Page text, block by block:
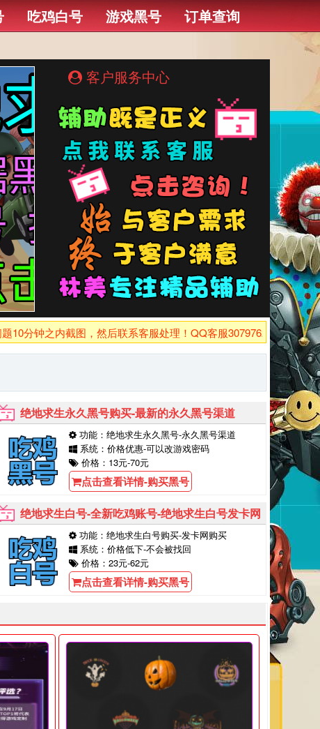
吃鸡白号 游戏黑号 订单查询
客户服务中心
分钟之内截图，然后联系客服处理！QQ客服3079762926！
绝地求生永久黑号购买-最新的永久黑号渠道
功能：绝地求生永久黑号-永久黑号渠道
系统：价格优惠-可以改游戏密码
价格：13元-70元
点击查看详情-购买黑号
绝地求生白号-全新吃鸡账号-绝地求生白号发卡网
功能：绝地求生白号购买-发卡网购买
系统：价格低下-不会被找回
价格：23元-62元
点击查看详情-购买黑号